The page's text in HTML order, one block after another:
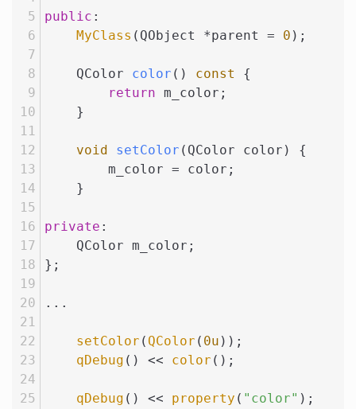
public :
MyClass (QObject *parent = 0 );
QColor color () const
{
return m_color;
    }
void setColor (QColor color)
{
        m_color = color;
    }
private :
    QColor m_color;
};
...
setColor ( QColor ( 0u ));
qDebug () << color ();
qDebug () << property ( "color" );